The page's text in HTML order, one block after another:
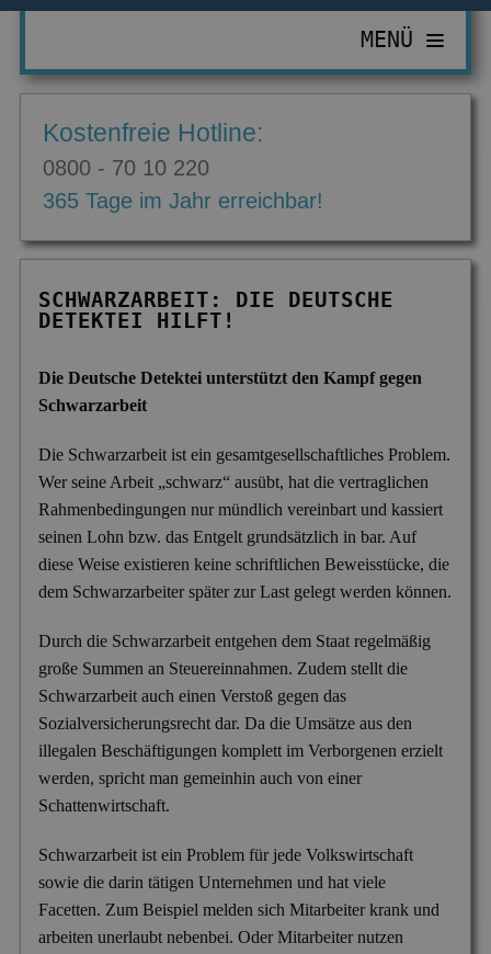
PRIVATDETEKTIV
Erbschaft & Erbanspruch
Personen- & Zeugensuche
Sorgerecht & Vormundschaft
Vaterschaftstest
Verleumdung & Rufmord
WIRTSCHAFTSDETEKTIV
ZUR ÜBERSICHT
Korruptionsbekämpfung
Krankschreibungsbetrug
Leumundsüberprüfung
Objekt- & Personenschutz
Personalüberprüfung
Produktpiraterie
Schwarzarbeit im Betrieb
EINSATZGEBIETE
Essen
Leipzig
Dortmund
Frankfurt am Main
Dresden
Hamburg
Nürnberg
Duisburg
Stuttgart
INFORMATIONEN
Aktuelles
FAQ
Mitgliedschaften
Preise
MENÜ
Kostenfreie Hotline:
0800 - 70 10 220
365 Tage im Jahr erreichbar!
SCHWARZARBEIT: DIE DEUTSCHE
DETEKTEI HILFT!
Die Deutsche Detektei unterstützt den Kampf gegen
Schwarzarbeit
Die Schwarzarbeit ist ein gesamtgesellschaftliches Problem.
Wer seine Arbeit „schwarz“ ausübt, hat die vertraglichen
Rahmenbedingungen nur mündlich vereinbart und kassiert
seinen Lohn bzw. das Entgelt grundsätzlich in bar. Auf
diese Weise existieren keine schriftlichen Beweisstücke, die
dem Schwarzarbeiter später zur Last gelegt werden können.
Durch die Schwarzarbeit entgehen dem Staat regelmäßig
große Summen an Steuereinnahmen. Zudem stellt die
Schwarzarbeit auch einen Verstoß gegen das
Sozialversicherungsrecht dar. Da die Umsätze aus den
illegalen Beschäftigungen komplett im Verborgenen erzielt
werden, spricht man gemeinhin auch von einer
Schattenwirtschaft.
Schwarzarbeit ist ein Problem für jede Volkswirtschaft
sowie die darin tätigen Unternehmen und hat viele
Facetten. Zum Beispiel melden sich Mitarbeiter krank und
arbeiten unerlaubt nebenbei. Oder Mitarbeiter nutzen